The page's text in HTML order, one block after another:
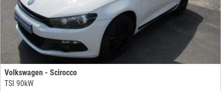
Volkswagen - Scirocco
TSI 90kW